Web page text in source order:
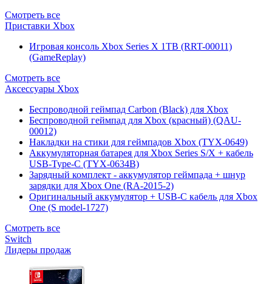
Смотреть все
Приставки Xbox
Игровая консоль Xbox Series X 1TB (RRT-00011)
(GameReplay)
Смотреть все
Аксессуары Xbox
Беспроводной геймпад Carbon (Black) для Xbox
Беспроводной геймпад для Xbox (красный) (QAU-
00012)
Накладки на стики для геймпадов Xbox (TYX-0649)
Аккумуляторная батарея для Xbox Series S/X + кабель
USB-Type-C (TYX-0634B)
Зарядный комплект - аккумулятор геймпада + шнур
зарядки для Xbox One (RA-2015-2)
Оригинальный аккумулятор + USB-C кабель для Xbox
One (S model-1727)
Смотреть все
Switch
Лидеры продаж